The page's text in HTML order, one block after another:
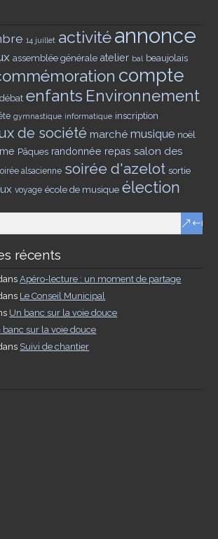
14 juillet activitéannonce
assemblée générale atelier bal beaujolais
compte
débat enfants Environnement
gymnastique informatique inscription
de société marché musique noël
Pâques randonnée repas salon des
alsacienne soirée d'azelot sortie
voyage école de musique élection
récents
Apéro-lecture : un moment de partage
Le Conseil Municipal
Un banc sur la voie douce
banc sur la voie douce
Suivi de chantier